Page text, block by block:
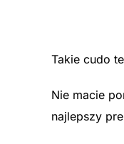
Takie cudo
Nie macie
najlepszy